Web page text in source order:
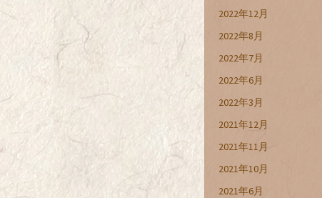
2022年12月
2022年8月
2022年7月
2022年6月
2022年3月
2021年12月
2021年11月
2021年10月
2021年6月